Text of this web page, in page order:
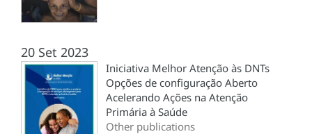
20 Set 2023
Iniciativa Melhor Atenção às DNTs
Opções de configuração Aberto
Acelerando Ações na Atenção
Primária à Saúde
Other publications